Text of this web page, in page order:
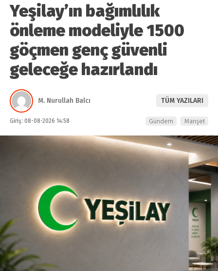
Yeşilay’ın bağımlılık
önleme modeliyle 1500
göçmen genç güvenli
geleceğe hazırlandı
M. Nurullah Balcı TÜM YAZILARI
Giriş: 08-08-2026 14:58 Gündem Manşet